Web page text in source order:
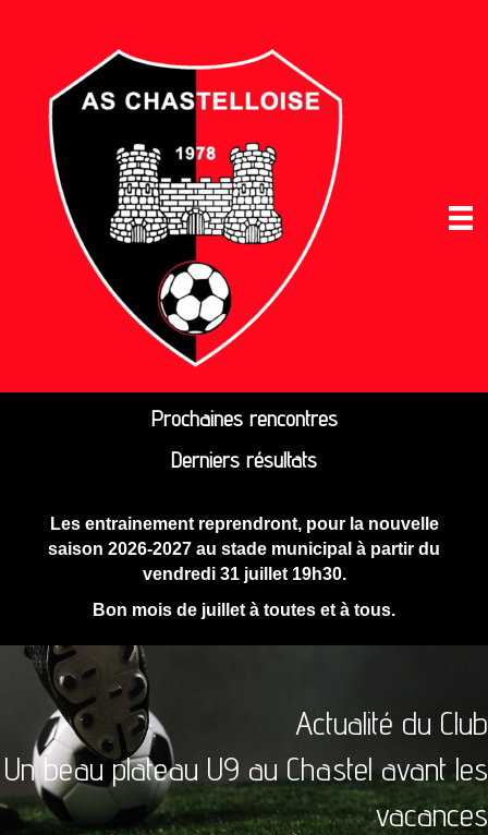
Prochaines rencontres
Derniers résultats
Les entrainement reprendront, pour la nouvelle
saison 2026-2027 au stade municipal à partir du
vendredi 31 juillet 19h30.
Bon mois de juillet à toutes et à tous.
Actualité du Club
Un beau plateau U9 au Chastel avant les
vacances